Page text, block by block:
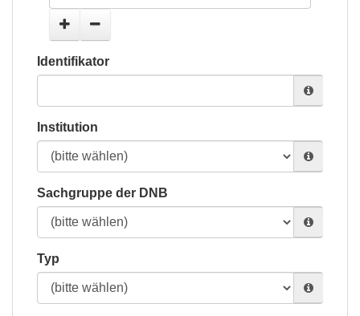
Identifikator
Institution
Sachgruppe der DNB
Typ